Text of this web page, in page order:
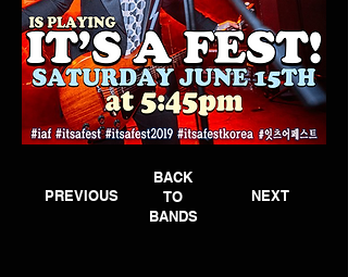
PREVIOUS
BACK
TO
BANDS
NEXT